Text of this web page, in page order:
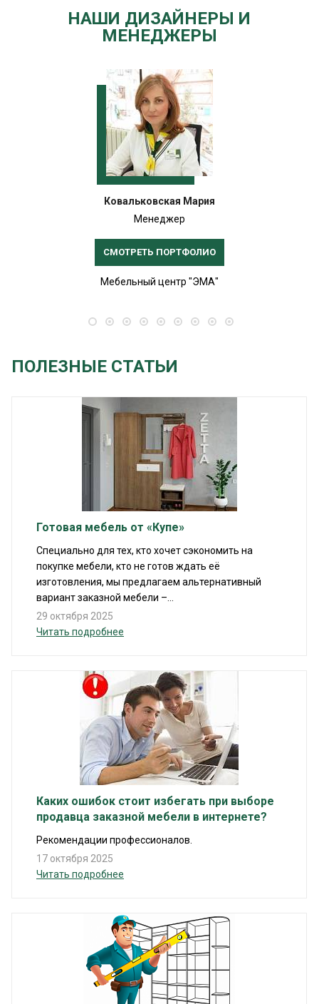
НАШИ ДИЗАЙНЕРЫ И
МЕНЕДЖЕРЫ
Ковальковская Мария
Менеджер
СМОТРЕТЬ ПОРТФОЛИО
Мебельный центр "ЭМА"
ПОЛЕЗНЫЕ СТАТЬИ
Готовая мебель от «Купе»
Специально для тех, кто хочет сэкономить на
покупке мебели, кто не готов ждать её
изготовления, мы предлагаем альтернативный
вариант заказной мебели –...
29 октября 2025
Читать подробнее
Каких ошибок стоит избегать при выборе
продавца заказной мебели в интернете?
Рекомендации профессионалов.
17 октября 2025
Читать подробнее